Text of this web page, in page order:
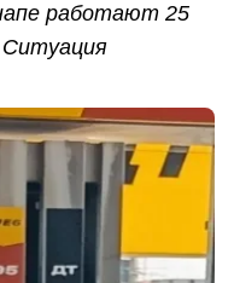
работают 25
Ситуация